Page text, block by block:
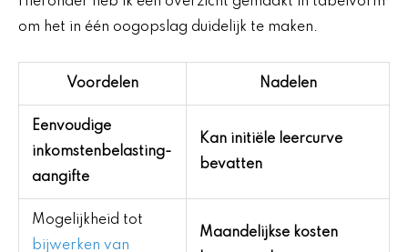
om het in één oogopslag duidelijk te maken.
Voordelen Nadelen
Eenvoudige
inkomstenbelasting-
aangifte
Kan initiële leercurve
bevatten
Mogelijkheid tot
bijwerken van
Maandelijkse kosten